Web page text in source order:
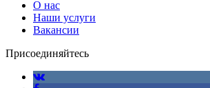
О нас
Наши услуги
Вакансии
Присоединяйтесь